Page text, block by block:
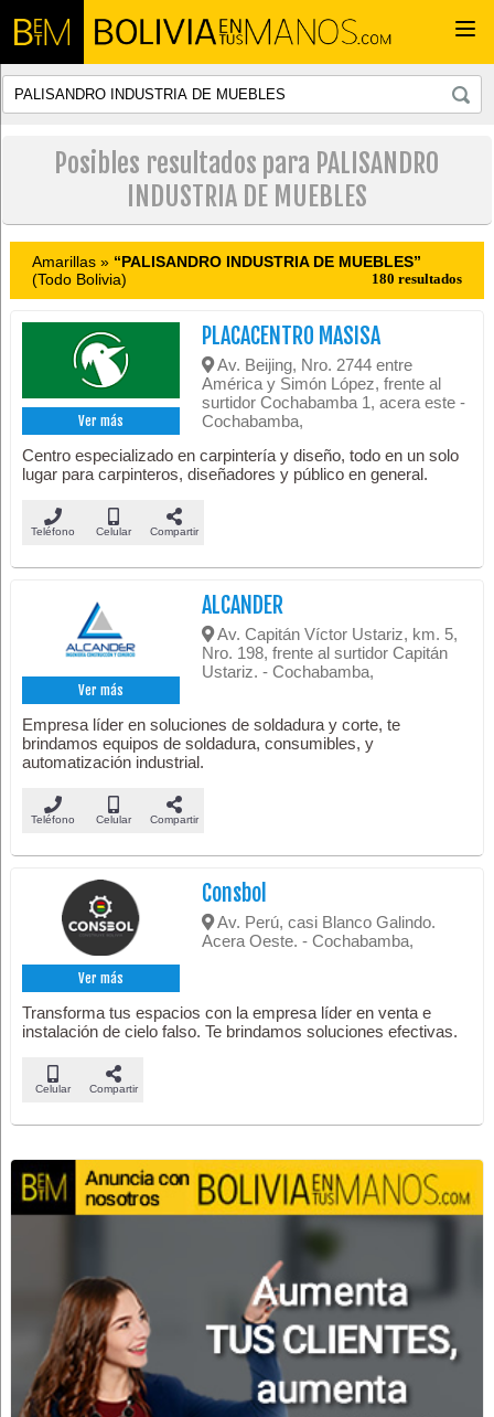
Posibles resultados para PALISANDRO
INDUSTRIA DE MUEBLES
Amarillas » “PALISANDRO INDUSTRIA DE MUEBLES”
(Todo Bolivia)
180 resultados
Ver más
PLACACENTRO MASISA
Av. Beijing, Nro. 2744 entre
América y Simón López, frente al
surtidor Cochabamba 1, acera este -
Cochabamba,
Centro especializado en carpintería y diseño, todo en un solo
lugar para carpinteros, diseñadores y público en general.
Teléfono Celular Compartir
Ver más
ALCANDER
Av. Capitán Víctor Ustariz, km. 5,
Nro. 198, frente al surtidor Capitán
Ustariz. - Cochabamba,
Empresa líder en soluciones de soldadura y corte, te
brindamos equipos de soldadura, consumibles, y
automatización industrial.
Teléfono Celular Compartir
Ver más
Consbol
Av. Perú, casi Blanco Galindo.
Acera Oeste. - Cochabamba,
Transforma tus espacios con la empresa líder en venta e
instalación de cielo falso. Te brindamos soluciones efectivas.
Celular Compartir